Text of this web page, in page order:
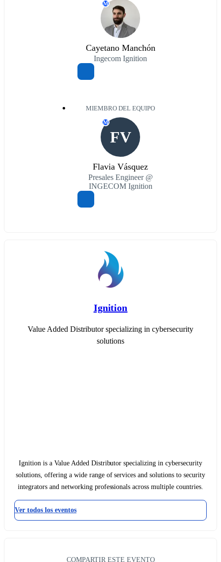
M
Cayetano Manchón
Ingecom Ignition
MIEMBRO DEL EQUIPO
FV
M
Flavia Vásquez
Presales Engineer @
INGECOM Ignition
Ignition
Value Added Distributor specializing in cybersecurity
solutions
Ignition is a Value Added Distributor specializing in cybersecurity
solutions, offering a wide range of services and solutions to security
integrators and networking professionals across multiple countries.
Ver todos los eventos
COMPARTIR ESTE EVENTO